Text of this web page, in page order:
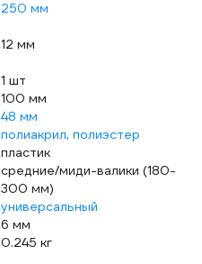
250 мм
12 мм
1 шт
100 мм
48 мм
полиакрил, полиэстер
пластик
средние/миди-валики (180-
300 мм)
универсальный
6 мм
0.245 кг